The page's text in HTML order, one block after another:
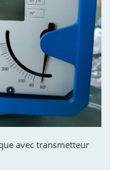
avec transmetteur